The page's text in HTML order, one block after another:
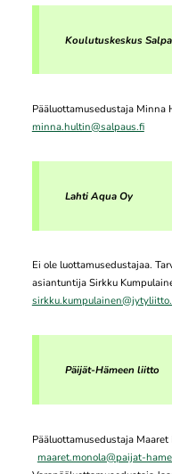
Koulutuskeskus
minna.hultin@salpaus.fi
Lahti Aqua Oy
Ei ole luottamusedustajaa.
asiantuntija Sirkku
Päijät-Hämeen liitto
Pääluottamusedustaja
maaret.monola@paijat-